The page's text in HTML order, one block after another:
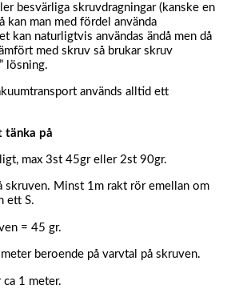
besvärliga skruvdragningar (kanske en
kan man med fördel använda
kan naturligtvis användas ändå men då
med skruv så brukar skruv
lösning.
används alltid ett
tänka på
max 3st 45gr eller 2st 90gr.​
skruven. Minst 1m rakt rör emellan om
ett S.​
= 45 gr.​
beroende på varvtal på skruven.​
ca 1 meter.